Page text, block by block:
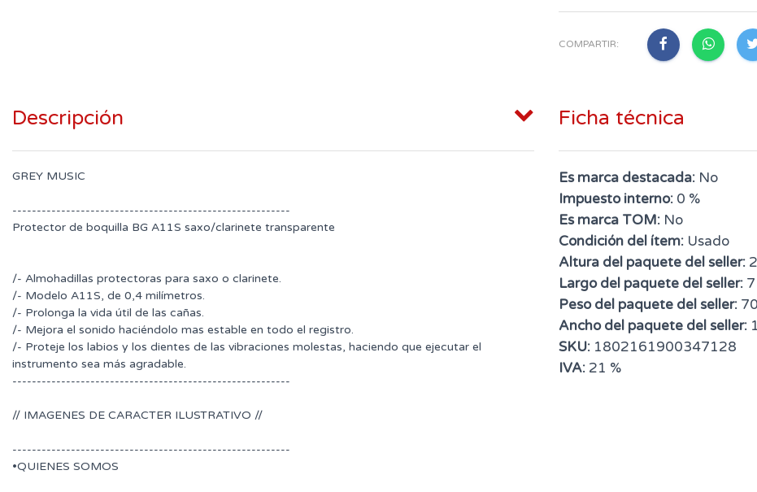
COMPARTIR:
Descripción
GREY MUSIC
---------------------------------------------------------
Protector de boquilla BG A11S saxo/clarinete transparente
/- Almohadillas protectoras para saxo o clarinete.
/- Modelo A11S, de 0,4 milímetros.
/- Prolonga la vida útil de las cañas.
/- Mejora el sonido haciéndolo mas estable en todo el registro.
/- Proteje los labios y los dientes de las vibraciones molestas, haciendo que ejecutar el
instrumento sea más agradable.
---------------------------------------------------------
// IMAGENES DE CARACTER ILUSTRATIVO //
---------------------------------------------------------
•QUIENES SOMOS
Ficha técnica
Es marca destacada: No
Impuesto interno: 0 %
Es marca TOM: No
Condición del ítem: Usado
Altura del paquete del seller:
Largo del paquete del seller:
Peso del paquete del seller:
Ancho del paquete del seller:
SKU: 1802161900347128
IVA: 21 %